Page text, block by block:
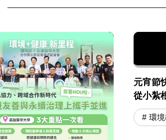
元宵節
從小紮
環